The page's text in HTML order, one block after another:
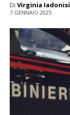
Di Virginia Iadonisi
7 GENNAIO 2025